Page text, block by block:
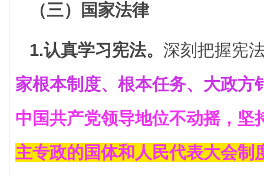
（三）国家法律
1.认真学习宪法。 深刻把握宪
家根本制度、根本任务、大政方
中国共产党领导地位不动摇，坚
主专政的国体和人民代表大会制